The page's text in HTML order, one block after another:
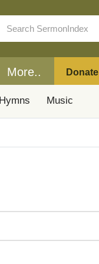
More.. Donate
Music